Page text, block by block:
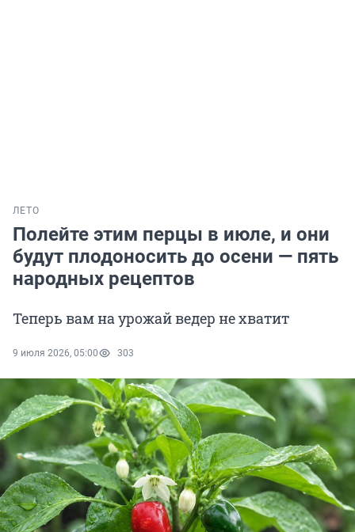
ЛЕТО
Полейте этим перцы в июле, и они
будут плодоносить до осени — пять
народных рецептов
Теперь вам на урожай ведер не хватит
9 июля 2026, 05:00 303